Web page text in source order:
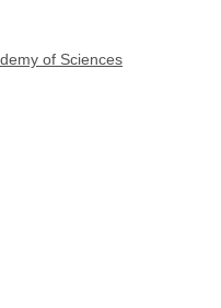
of Sciences